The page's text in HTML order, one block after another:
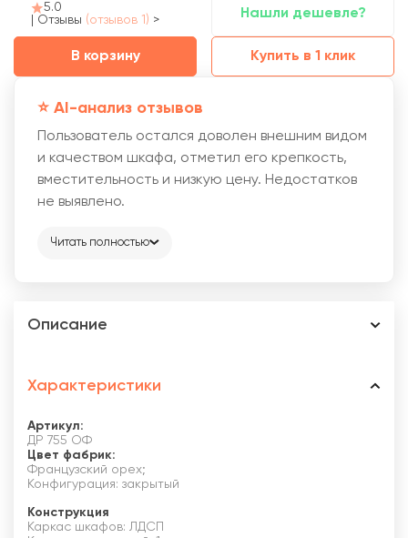
5.0
Отзывы (отзывов 1) > Нашли дешевле?
В корзину Купить в 1 клик
⭐️ AI-анализ отзывов
Пользователь остался доволен внешним видом
и качеством шкафа, отметил его крепкость,
вместительность и низкую цену. Недостатков
не выявлено.
Читать полностью
Описание
Характеристики
Артикул:
ДР 755 ОФ
Цвет фабрик:
Французский орех;
Конфигурация: закрытый
Конструкция
Каркас шкафов: ЛДСП